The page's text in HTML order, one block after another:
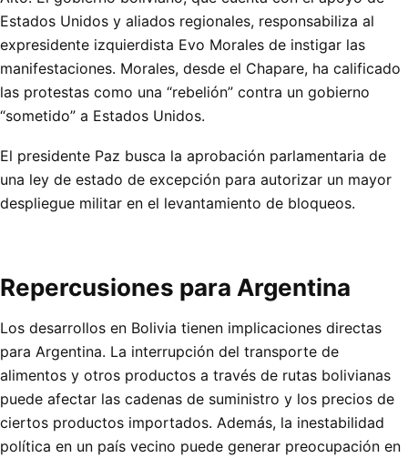
Estados Unidos y aliados regionales, responsabiliza al
expresidente izquierdista Evo Morales de instigar las
manifestaciones. Morales, desde el Chapare, ha calificado
las protestas como una “rebelión” contra un gobierno
“sometido” a Estados Unidos.
El presidente Paz busca la aprobación parlamentaria de
una ley de estado de excepción para autorizar un mayor
despliegue militar en el levantamiento de bloqueos.
Repercusiones para Argentina
Los desarrollos en Bolivia tienen implicaciones directas
para Argentina. La interrupción del transporte de
alimentos y otros productos a través de rutas bolivianas
puede afectar las cadenas de suministro y los precios de
ciertos productos importados. Además, la inestabilidad
política en un país vecino puede generar preocupación en